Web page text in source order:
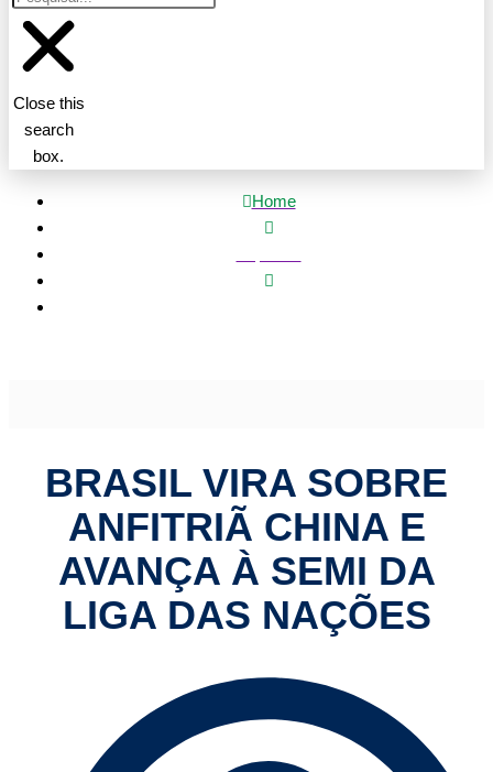
Close this
search
box.
Home
BRASIL VIRA SOBRE
ANFITRIÃ CHINA E
AVANÇA À SEMI DA
LIGA DAS NAÇÕES